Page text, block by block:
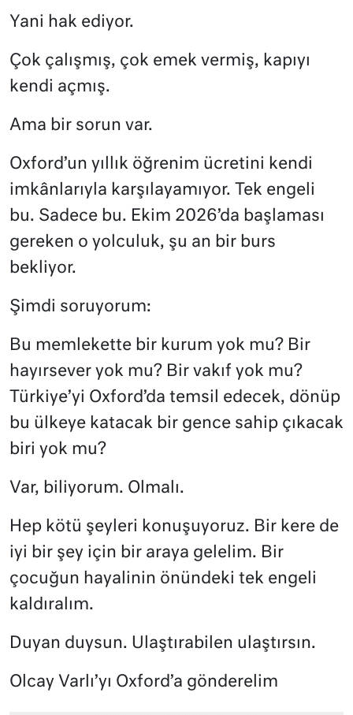
Yani hak ediyor.
Çok çalışmış, çok emek vermiş, kapıyı
kendi açmış.
Ama bir sorun var.
Oxford’un yıllık öğrenim ücretini kendi
imkânlarıyla karşılayamıyor. Tek engeli
bu. Sadece bu. Ekim 2026’da başlaması
gereken o yolculuk, şu an bir burs
bekliyor.
Şimdi soruyorum:
Bu memlekette bir kurum yok mu? Bir
hayırsever yok mu? Bir vakıf yok mu?
Türkiye’yi Oxford’da temsil edecek, dönüp
bu ülkeye katacak bir gence sahip çıkacak
biri yok mu?
Var, biliyorum. Olmalı.
Hep kötü şeyleri konuşuyoruz. Bir kere de
iyi bir şey için bir araya gelelim. Bir
çocuğun hayalinin önündeki tek engeli
kaldıralım.
Duyan duysun. Ulaştırabilen ulaştırsın.
Olcay Varlı’yı Oxford’a gönderelim